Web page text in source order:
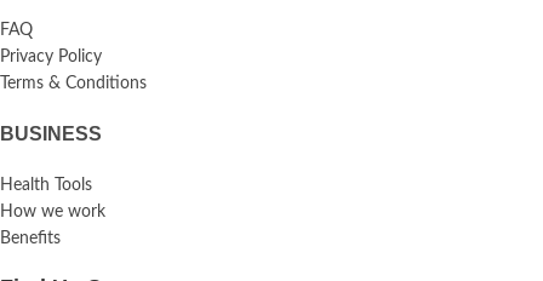
FAQ
Privacy Policy
Terms & Conditions
BUSINESS
Health Tools
How we work
Benefits